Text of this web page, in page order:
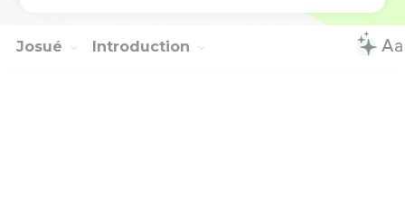
Josué Introduction